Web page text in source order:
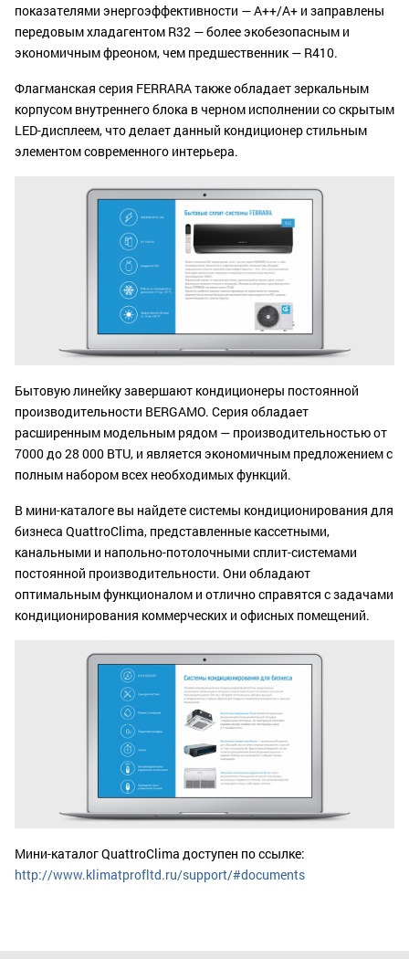
показателями энергоэффективности — A++/A+ и заправлены
передовым хладагентом R32 — более экобезопасным и
экономичным фреоном, чем предшественник — R410.
Флагманская серия FERRARA также обладает зеркальным
корпусом внутреннего блока в черном исполнении со скрытым
LED-дисплеем, что делает данный кондиционер стильным
элементом современного интерьера.
Бытовую линейку завершают кондиционеры постоянной
производительности BERGAMO. Серия обладает
расширенным модельным рядом — производительностью от
7000 до 28 000 BTU, и является экономичным предложением с
полным набором всех необходимых функций.
В мини-каталоге вы найдете системы кондиционирования для
бизнеса QuattroClima, представленные кассетными,
канальными и напольно-потолочными сплит-системами
постоянной производительности. Они обладают
оптимальным функционалом и отлично справятся с задачами
кондиционирования коммерческих и офисных помещений.
Мини-каталог QuattroClima доступен по ссылке:
http://www.klimatprofltd.ru/support/#documents